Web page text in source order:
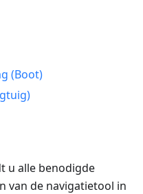
(Boot)
u alle benodigde
van de navigatietool in